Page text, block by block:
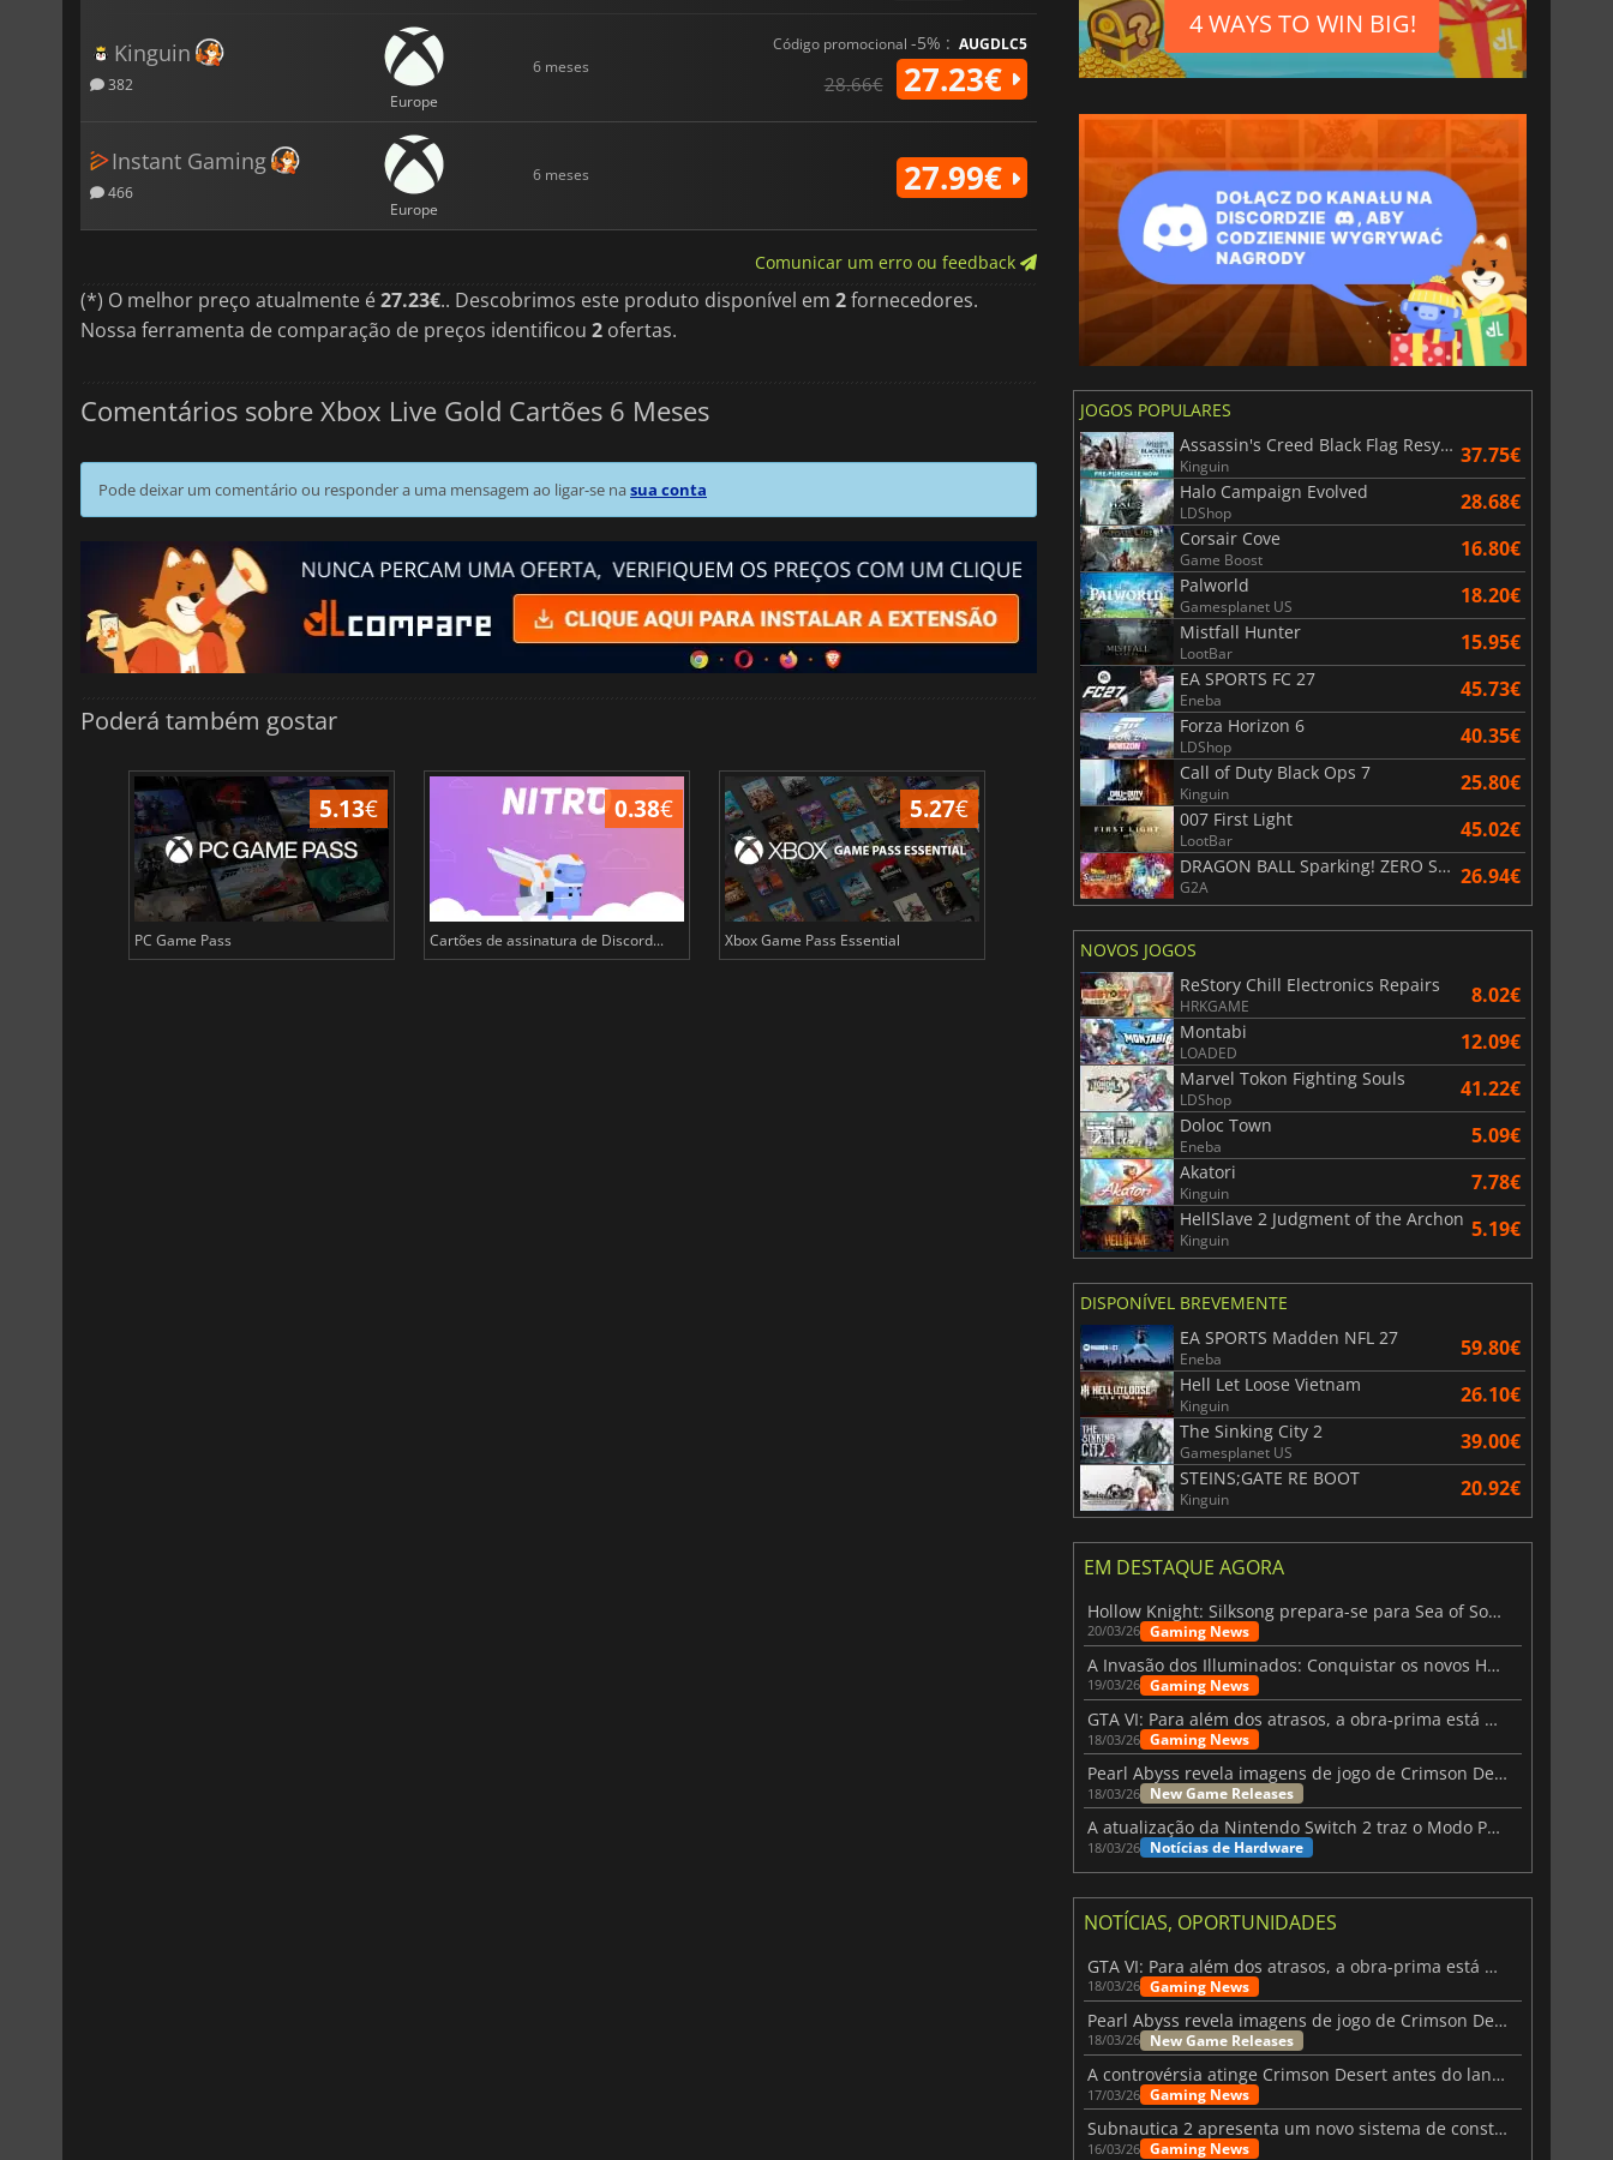
Kinguin
382
Europe
6 meses
Código promocional -5% : AUGDLC5
28.66€ 27.23€
Instant Gaming
466
Europe
6 meses 27.99€
Comunicar um erro ou feedback
(*) O melhor preço atualmente é27.23€.. Descobrimos este produto disponível em 2fornecedores.
Nossa ferramenta de comparação de preços identificou 2 ofertas.
Comentários sobre Xbox Live Gold Cartões 6 Meses
Pode deixar um comentário ou responder a uma mensagem ao ligar-se nasua conta
Poderá também gostar
5.13€
PC Game Pass
0.38€
Cartões de assinatura de Discord...
5.27€
Xbox Game Pass Essential
3.95€
Cartões de assinatura de EA Play
1.49
4 WAYS TO WIN BIG!
JOGOS POPULARES
Assassin's Creed Black Flag Resynced
Kinguin 37.75€
Halo Campaign Evolved
LDShop 28.68€
Corsair Cove
Game Boost 16.80€
Palworld
Gamesplanet US 18.20€
Mistfall Hunter
LootBar 15.95€
EA SPORTS FC 27
Eneba 45.73€
Forza Horizon 6
LDShop 40.35€
Call of Duty Black Ops 7
Kinguin 25.80€
007 First Light
LootBar 45.02€
DRAGON BALL Sparking! ZERO Super Limit Breaking NEO
G2A 26.94€
NOVOS JOGOS
ReStory Chill Electronics Repairs
HRKGAME 8.02€
Montabi
LOADED 12.09€
Marvel Tokon Fighting Souls
LDShop 41.22€
Doloc Town
Eneba 5.09€
Akatori
Kinguin 7.78€
HellSlave 2 Judgment of the Archon
Kinguin 5.19€
DISPONÍVEL BREVEMENTE
EA SPORTS Madden NFL 27
Eneba 59.80€
Hell Let Loose Vietnam
Kinguin 26.10€
The Sinking City 2
Gamesplanet US 39.00€
STEINS;GATE RE BOOT
Kinguin 20.92€
EM DESTAQUE AGORA
Hollow Knight: Silksong prepara-se para Sea of Sorrow com um patch
20/03/26 Gaming News
A Invasão dos Illuminados: Conquistar os novos Helldivers 2 Atualização!
19/03/26 Gaming News
GTA VI: Para além dos atrasos, a obra-prima está quase a chegar
18/03/26 Gaming News
Pearl Abyss revela imagens de jogo de Crimson Desert para a PS5
18/03/26 New Game Releases
A atualização da Nintendo Switch 2 traz o Modo Portátil aos jogos mais antigos da Switch
18/03/26 Notícias de Hardware
NOTÍCIAS, OPORTUNIDADES
GTA VI: Para além dos atrasos, a obra-prima está quase a chegar
18/03/26 Gaming News
Pearl Abyss revela imagens de jogo de Crimson Desert para a PS5
18/03/26 New Game Releases
A controvérsia atinge Crimson Desert antes do lançamento
17/03/26 Gaming News
Subnautica 2 apresenta um novo sistema de construção de bases
16/03/26 Gaming News